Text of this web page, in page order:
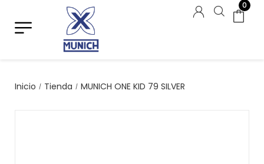
0
Inicio / Tienda / MUNICH ONE KID 79 SILVER